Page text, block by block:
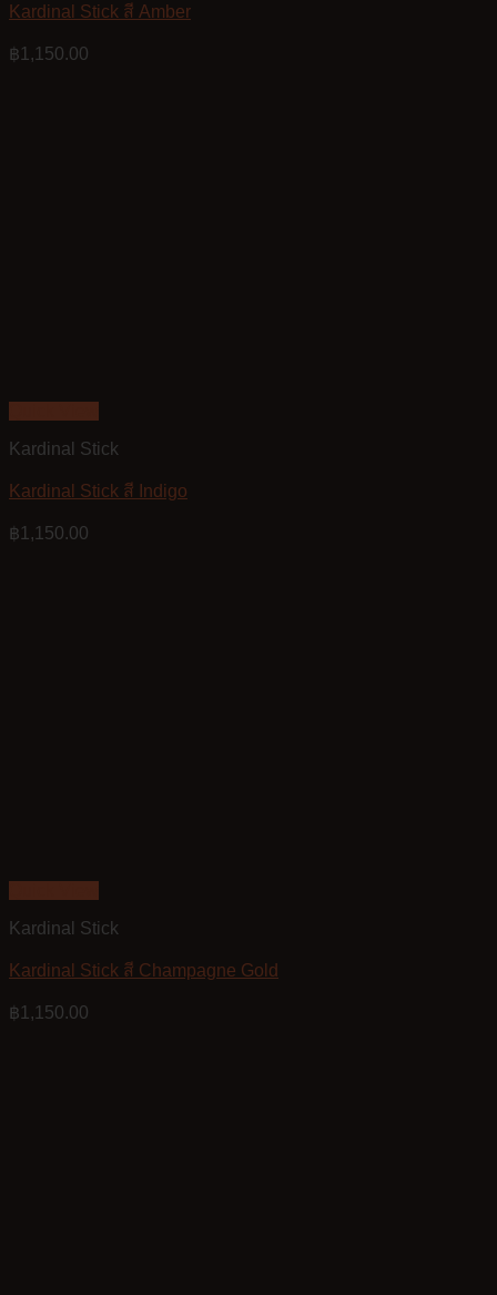
Kardinal Stick สี Amber
฿1,150.00
Kardinal Stick
Kardinal Stick สี Indigo
฿1,150.00
Kardinal Stick
Kardinal Stick สี Champagne Gold
฿1,150.00